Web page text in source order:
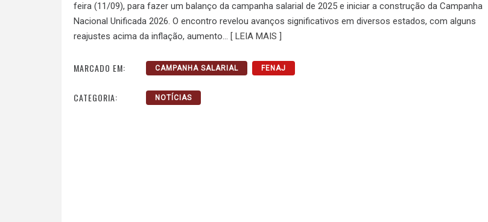
feira (11/09), para fazer um balanço da campanha salarial de 2025 e iniciar a construção da Campanha
Nacional Unificada 2026. O encontro revelou avanços significativos em diversos estados, com alguns
reajustes acima da inflação, aumento… [ LEIA MAIS ]
MARCADO EM: CAMPANHA SALARIAL FENAJ
CATEGORIA: NOTÍCIAS